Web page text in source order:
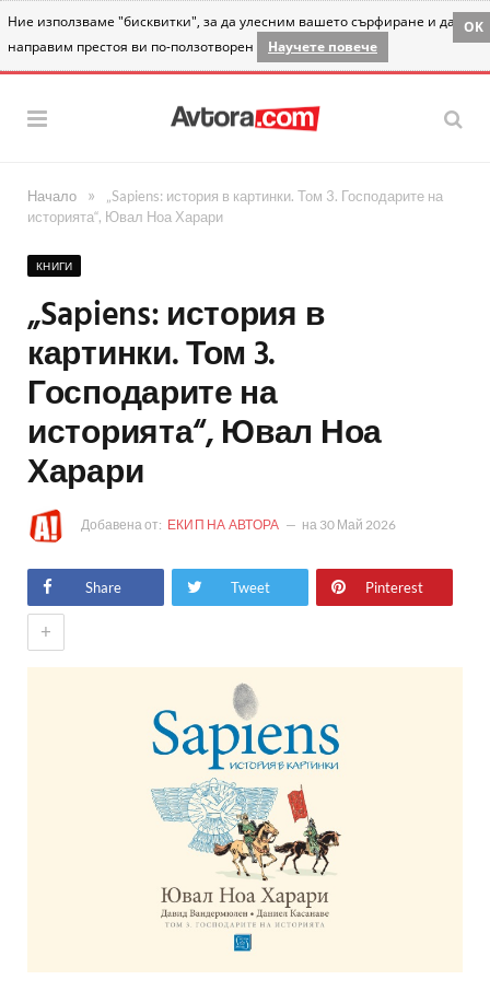
Ние използваме "бисквитки", за да улесним вашето сърфиране и да
направим престоя ви по-ползотворен
Научете повече
OK
Начало »
„Sapiens: история в картинки. Том 3. Господарите на
историята“, Ювал Ноа Харари
КНИГИ
„Sapiens: история в
картинки. Том 3.
Господарите на
историята“, Ювал Ноа
Харари
Добавена от: ЕКИП НА АВТОРА на 30 Май 2026
Share Tweet Pinterest
+